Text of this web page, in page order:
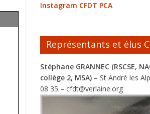
Instagram CFDT PCA
Représentants et élus
Stéphane GRANNEC (RSCSE,
collège 2, MSA) – St André les
08 35 – cfdt@verlaine.org